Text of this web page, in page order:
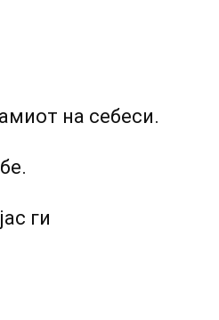
на себеси.
ги